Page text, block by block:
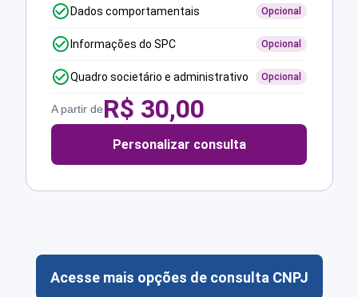
Dados comportamentais Opcional
Informações do SPC Opcional
Quadro societário e administrativo Opcional
A partir deR$ 30,00
Personalizar consulta
Acesse mais opções de consulta CNPJ